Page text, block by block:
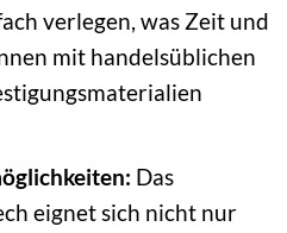
verlegen, was Zeit und
mit handelsüblichen
Das
eignet sich nicht nur